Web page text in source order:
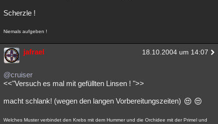
Scherzle !
Niemals aufgeben !
jafrael 18.10.2004 um 14:07
@cruiser
<<"Versuch es mal mit gefüllten Linsen ! ">>
macht schlank! (wegen den langen Vorbereitungszeiten)
Welches Muster verbindet den Krebs mit dem Hummer und die Orchidee mit der Primel und